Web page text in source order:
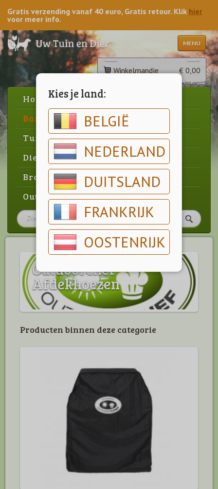
Kies je land:
BELGIË
NEDERLAND
DUITSLAND
FRANKRIJK
OOSTENRIJK
Gratis verzending vanaf 40 euro, Gratis retour. Klik hier
voor meer info.
MENU
Winkelmandje € 0,00
Home
Barbecue
Tuin
Dier
Brood & gebak
Outlet
Outdoorchef
Afdekhoezen
Producten binnen deze categorie